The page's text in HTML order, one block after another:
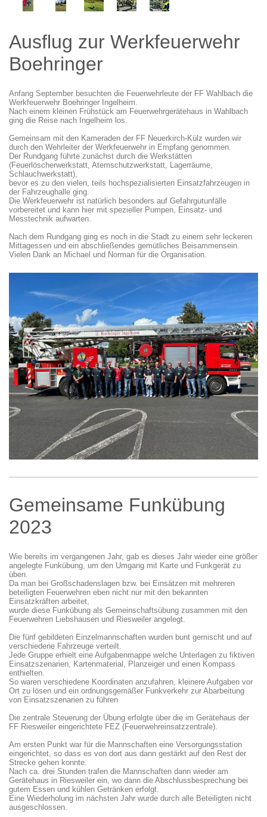
Ausflug zur Werkfeuerwehr
Boehringer
Anfang September besuchten die Feuerwehrleute der FF Wahlbach die
Werkfeuerwehr Boehringer Ingelheim.
Nach einem kleinen Frühstück am Feuerwehrgerätehaus in Wahlbach
ging die Reise nach Ingelheim los.
Gemeinsam mit den Kameraden der FF Neuerkirch-Külz wurden wir
durch den Wehrleiter der Werkfeuerwehr in Empfang genommen.
Der Rundgang führte zunächst durch die Werkstätten
(Feuerlöscherwerkstatt, Atemschutzwerkstatt, Lagerräume,
Schlauchwerkstatt),
bevor es zu den vielen, teils hochspezialisierten Einsatzfahrzeugen in
der Fahrzeughalle ging.
Die Werkfeuerwehr ist natürlich besonders auf Gefahrgutunfälle
vorbereitet und kann hier mit spezieller Pumpen, Einsatz- und
Messtechnik aufwarten.
Nach dem Rundgang ging es noch in die Stadt zu einem sehr leckeren
Mittagessen und ein abschließendes gemütliches Beisammensein.
Vielen Dank an Michael und Norman für die Organisation.
Gemeinsame Funkübung
2023
Wie bereits im vergangenen Jahr, gab es dieses Jahr wieder eine größer
angelegte Funkübung, um den Umgang mit Karte und Funkgerät zu
üben.
Da man bei Großschadenslagen bzw. bei Einsätzen mit mehreren
beteiligten Feuerwehren eben nicht nur mit den bekannten
Einsatzkräften arbeitet,
wurde diese Funkübung als Gemeinschaftsübung zusammen mit den
Feuerwehren Liebshausen und Riesweiler angelegt.
Die fünf gebildeten Einzelmannschaften wurden bunt gemischt und auf
verschiedene Fahrzeuge verteilt.
Jede Gruppe erhielt eine Aufgabenmappe welche Unterlagen zu fiktiven
Einsatzszenarien, Kartenmaterial, Planzeiger und einen Kompass
enthielten.
So waren verschiedene Koordinaten anzufahren, kleinere Aufgaben vor
Ort zu lösen und ein ordnungsgemäßer Funkverkehr zur Abarbeitung
von Einsatzszenarien zu führen
Die zentrale Steuerung der Übung erfolgte über die im Gerätehaus der
FF Riesweiler eingerichtete FEZ (Feuerwehreinsatzzentrale).
Am ersten Punkt war für die Mannschaften eine Versorgungsstation
eingerichtet, so dass es von dort aus dann gestärkt auf den Rest der
Strecke gehen konnte.
Nach ca. drei Stunden trafen die Mannschaften dann wieder am
Gerätehaus in Riesweiler ein, wo dann die Abschlussbesprechung bei
gutem Essen und kühlen Getränken erfolgt.
Eine Wiederholung im nächsten Jahr wurde durch alle Beteiligten nicht
ausgeschlossen.